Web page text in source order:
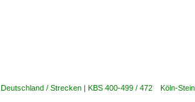
Deutschland / Strecken | KBS 400-499 / 472 Köln-